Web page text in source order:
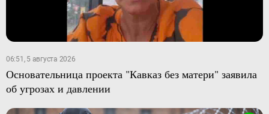
06:51, 5 августа 2026
Основательница проекта "Кавказ без матери" заявила
об угрозах и давлении